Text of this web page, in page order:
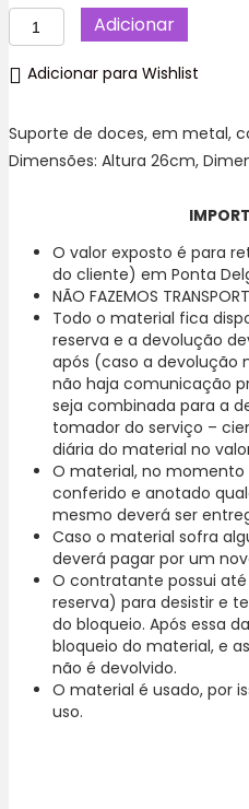
Quantidade
de
Suporte
Doce,
metal,
Rosa
G
Adicionar
Adicionar para Wishlist
Suporte de doces, em metal,
Dimensões: Altura 26cm,
O valor exposto é para
do cliente) em Ponta
NÃO FAZEMOS
Todo o material fica
reserva e a devolução
após (caso a devolução
não haja comunicação
seja combinada para a
tomador do serviço –
diária do material no
O material, no
conferido e anotado
mesmo deverá ser
Caso o material sofra
deverá pagar por um
O contratante possui
reserva) para desistir e
do bloqueio. Após essa
bloqueio do material, e
não é devolvido.
O material é usado, por
uso.